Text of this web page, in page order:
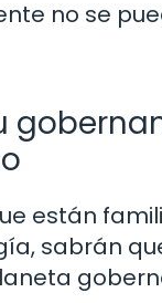
no se
están
sabrán